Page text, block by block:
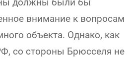
внимание к вопросам
объекта. Однако, как
со стороны Брюсселя не